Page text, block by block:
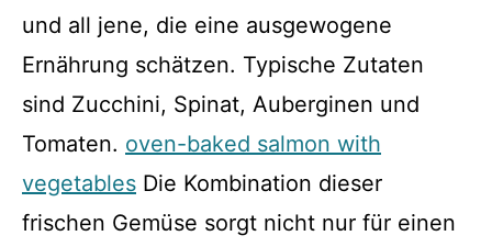
und all jene, die eine ausgewogene
Ernährung schätzen. Typische Zutaten
sind Zucchini, Spinat, Auberginen und
Tomaten. oven-baked salmon with
vegetables Die Kombination dieser
frischen Gemüse sorgt nicht nur für einen